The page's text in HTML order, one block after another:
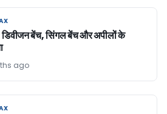
बेंच, सिंगल बेंच और अपीलों के
ago